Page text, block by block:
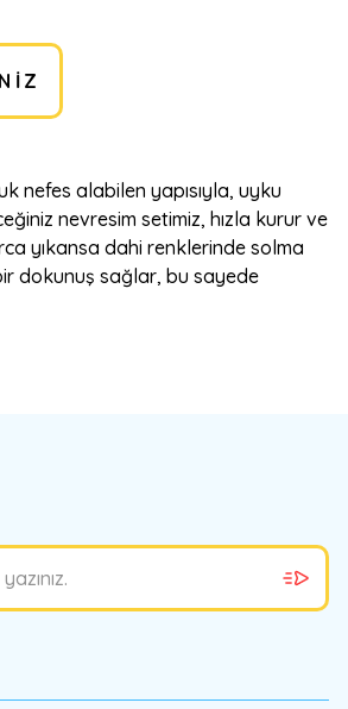
nefes alabilen yapısıyla, uyku
nevresim setimiz, hızla kurur ve
yıkansa dahi renklerinde solma
dokunuş sağlar, bu sayede